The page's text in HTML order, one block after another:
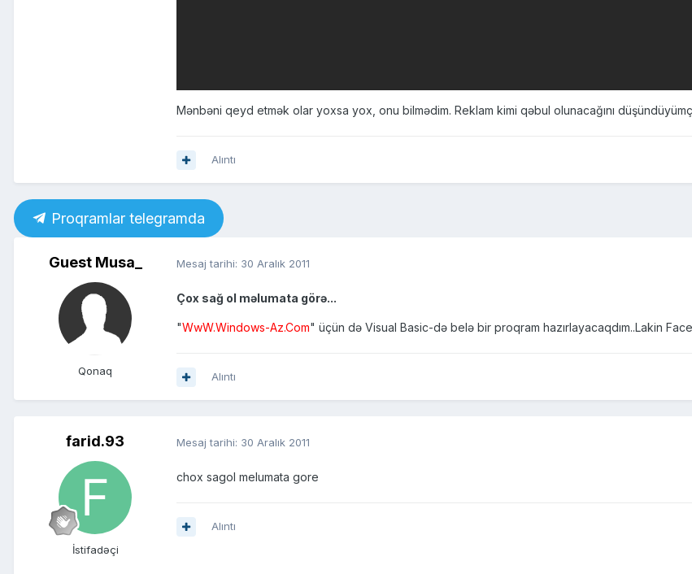
Mənbəni qeyd etmək olar yoxsa yox, onu bilmədim. Reklam kimi qəbul olunacağını
Alıntı
Proqramlar telegramda
Guest Musa_
Qonaq
Mesaj tarihi: 30 Aralık 2011
Çox sağ ol məlumata görə...
"WwW.Windows-Az.Com" üçün də Visual Basic-də belə bir proqram hazırlayacaqdım..Lakin
Alıntı
farid.93
İstifadəçi
Mesaj tarihi: 30 Aralık 2011
chox sagol melumata gore
Alıntı